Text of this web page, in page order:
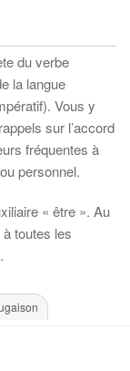
du verbe
la langue
Vous y
sur l’accord
fréquentes à
personnel.
« être ». Au
à toutes les